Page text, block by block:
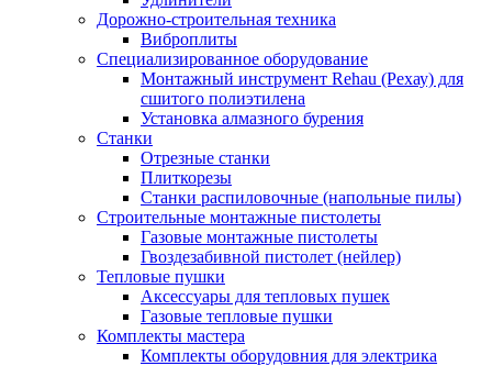
Дорожно-строительная техника
Виброплиты
Специализированное оборудование
Монтажный инструмент Rehau (Рехау) для
сшитого полиэтилена
Установка алмазного бурения
Станки
Отрезные станки
Плиткорезы
Станки распиловочные (напольные пилы)
Строительные монтажные пистолеты
Газовые монтажные пистолеты
Гвоздезабивной пистолет (нейлер)
Тепловые пушки
Аксессуары для тепловых пушек
Газовые тепловые пушки
Комплекты мастера
Комплекты оборудовния для электрика